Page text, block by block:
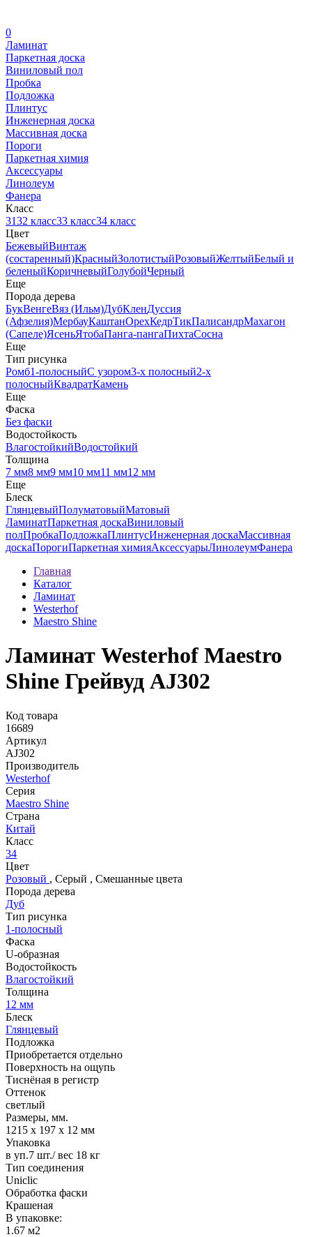
0
Ламинат
Паркетная доска
Виниловый пол
Пробка
Подложка
Плинтус
Инженерная доска
Массивная доска
Пороги
Паркетная химия
Аксессуары
Линолеум
Фанера
Класс
3132 класс33 класс34 класс
Цвет
БежевыйВинтаж
(состаренный)КрасныйЗолотистыйРозовыйЖелтыйБелый и
беленыйКоричневыйГолубойЧерный
Еще
Порода дерева
БукВенгеВяз (Ильм)ДубКленДуссия
(Афзелия)МербауКаштанОрехКедрТикПалисандрМахагон
(Сапеле)ЯсеньЯтобаПанга-пангаПихтаСосна
Еще
Тип рисунка
Ромб1-полосныйС узором3-х полосный2-х
полосныйКвадратКамень
Еще
Фаска
Без фаски
Водостойкость
ВлагостойкийВодостойкий
Толщина
7 мм8 мм9 мм10 мм11 мм12 мм
Еще
Блеск
ГлянцевыйПолуматовыйМатовый
ЛаминатПаркетная доскаВиниловый
полПробкаПодложкаПлинтусИнженерная доскаМассивная
доскаПорогиПаркетная химияАксессуарыЛинолеумФанера
Главная
Каталог
Ламинат
Westerhof
Maestro Shine
Ламинат Westerhof Maestro
Shine Грейвуд AJ302
Код товара
16689
Артикул
AJ302
Производитель
Westerhof
Серия
Maestro Shine
Страна
Китай
Класс
34
Цвет
Розовый , Серый , Смешанные цвета
Порода дерева
Дуб
Тип рисунка
1-полосный
Фаска
U-образная
Водостойкость
Влагостойкий
Толщина
12 мм
Блеск
Глянцевый
Подложка
Приобретается отдельно
Поверхность на ощупь
Тиснёная в регистр
Оттенок
светлый
Размеры, мм.
1215 х 197 х 12 мм
Упаковка
в уп.7 шт./ вес 18 кг
Тип соединения
Uniclic
Обработка фаски
Крашеная
В упаковке:
1.67 м2